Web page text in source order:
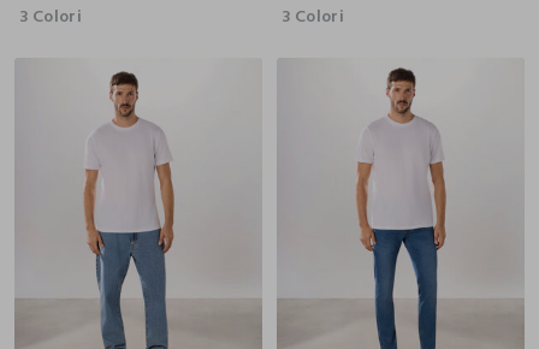
3 Colori 3 Colori